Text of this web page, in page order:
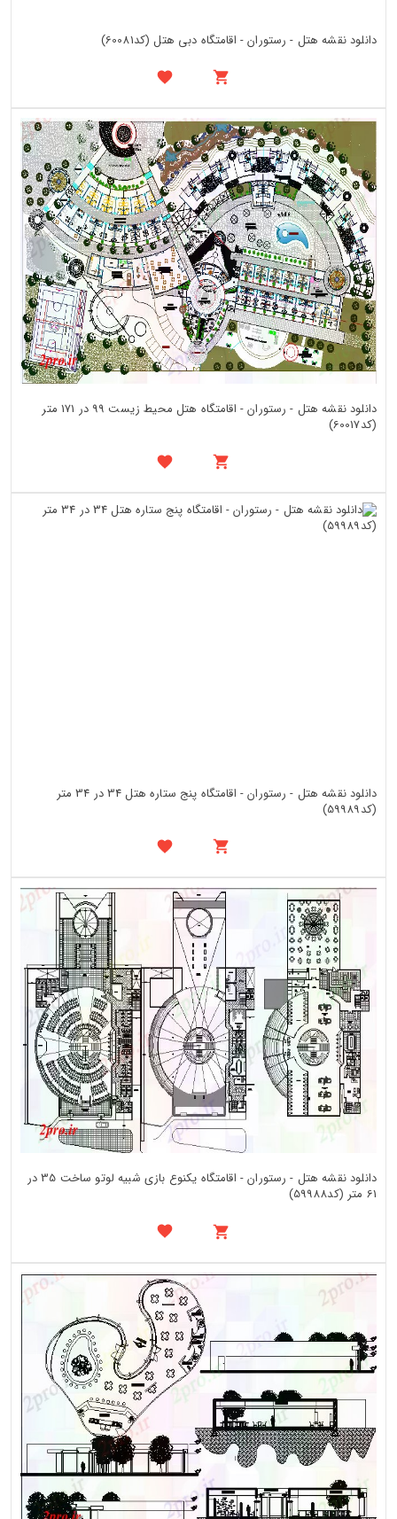
دانلود نقشه هتل - رستوران - اقامتگاه دبی هتل (کد60081)
دانلود نقشه هتل - رستوران - اقامتگاه هتل محیط زیست 99 در 171 متر
(کد60017)
دانلود نقشه هتل - رستوران - اقامتگاه پنج ستاره هتل 34 در 34 متر
(کد59989)
دانلود نقشه هتل - رستوران - اقامتگاه یکنوع بازی شبیه لوتو ساخت 35 در
61 متر (کد59988)